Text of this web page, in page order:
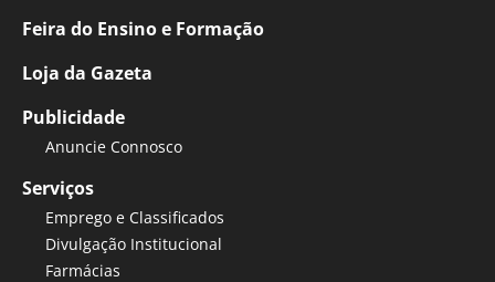
Feira do Ensino e Formação
Loja da Gazeta
Publicidade
Anuncie Connosco
Serviços
Emprego e Classificados
Divulgação Institucional
Farmácias